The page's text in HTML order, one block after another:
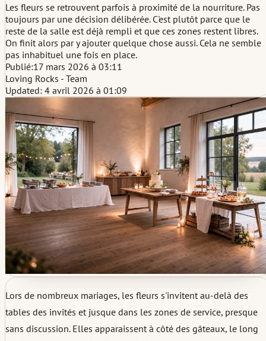
Les fleurs se retrouvent parfois à proximité de la nourriture. Pas
toujours par une décision délibérée. C'est plutôt parce que le
reste de la salle est déjà rempli et que ces zones restent libres.
On finit alors par y ajouter quelque chose aussi. Cela ne semble
pas inhabituel une fois en place.
Publié:17 mars 2026 à 03:11
Loving Rocks - Team
Updated: 4 avril 2026 à 01:09
Lors de nombreux mariages, les fleurs s'invitent au-delà des
tables des invités et jusque dans les zones de service, presque
sans discussion. Elles apparaissent à côté des gâteaux, le long